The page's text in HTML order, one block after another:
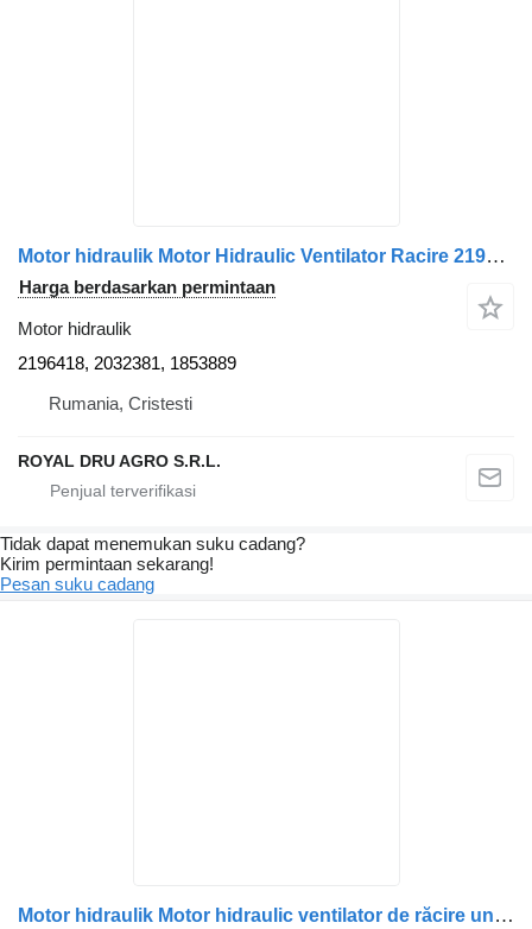
Motor hidraulik Motor Hidraulic Ventilator Racire 2196418 untuk truk Scania 2196418 2032381 1853889
Harga berdasarkan permintaan
Motor hidraulik
2196418, 2032381, 1853889
Rumania, Cristesti
ROYAL DRU AGRO S.R.L.
Tidak dapat menemukan suku cadang?
Kirim permintaan sekarang!
Pesan suku cadang
Motor hidraulik Motor hidraulic ventilator de răcire untuk truk Scania 2196418/2032381/1853889